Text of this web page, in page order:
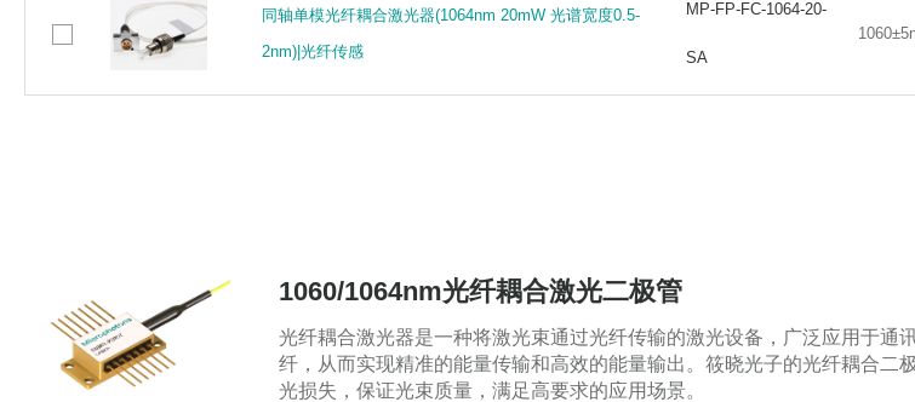
同轴单模光纤耦合激光器(1064nm 20mW 光谱宽度0.5-
2nm)|光纤传感
MP-FP-FC-1064-20-
SA
同轴单模光纤耦合激光器(1064nm 20mW 光谱宽度0.5-
2nm)|光纤传感
MP-FP-FC-1064-20-
SA
1060/1064nm光纤耦合激光二极管
光纤耦合激光器是一种将激光束通过光纤传输的激光设备，广泛应用于
纤，从而实现精准的能量传输和高效的能量输出。筱晓光子的光纤耦合
光损失，保证光束质量，满足高要求的应用场景。